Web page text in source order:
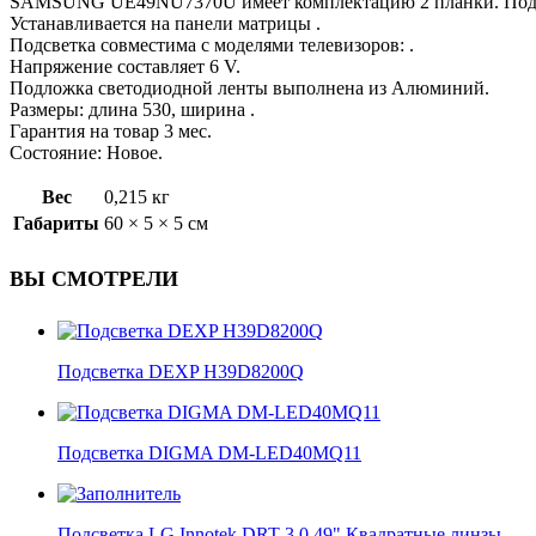
Устанавливается на панели матрицы .
Подсветка совместима с моделями телевизоров: .
Напряжение составляет 6 V.
Подложка светодиодной ленты выполнена из Алюминий.
Размеры: длина 530, ширина .
Гарантия на товар 3 мес.
Состояние: Новое.
Вес
0,215 кг
Габариты 60 × 5 × 5 см
ВЫ СМОТРЕЛИ
Подсветка DEXP H39D8200Q
Подсветка DIGMA DM-LED40MQ11